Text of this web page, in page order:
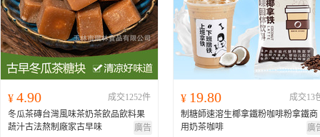
¥ 4.90
成交1252件
冬瓜茶磚台灣風味茶奶茶飲品飲料果
蔬汁古法熬制廠家古早味
廣告
¥ 19.80
成交13
制糖師速溶生椰拿鐵粉咖啡粉拿鐵商
用奶茶咖啡
廣